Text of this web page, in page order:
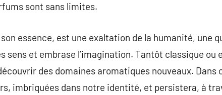
sont sans limites.
essence, est une exaltation de la humanité, une
sens et embrase l’imagination. Tantôt classique
des domaines aromatiques nouveaux. Dans
imbriquées dans notre identité, et persistera, à